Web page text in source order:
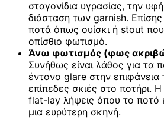
σταγονίδια υγρασίας, την
διάσταση των garnish.
ποτά όπως ουίσκι ή stout
οπίσθιο φωτισμό.
Άνω φωτισμός (φως
Συνήθως είναι λάθος για τα
έντονο glare στην επιφάνεια
επίπεδες σκιές στο ποτήρι. Η
flat-lay λήψεις όπου το ποτό
μια ευρύτερη σκηνή.